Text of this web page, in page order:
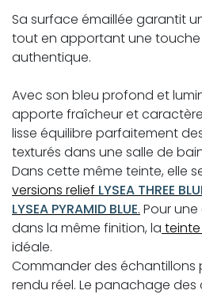
Sa surface émaillée garantit
tout en apportant une touche
authentique.
Avec son bleu profond et
apporte fraîcheur et
lisse équilibre parfaitement
texturés dans une salle de
Dans cette même teinte, elle
versions relief LYSEA THREE
LYSEA PYRAMID BLUE. Pour
dans la même finition, la teinte
idéale.
Commander des échantillons
rendu réel. Le panachage des